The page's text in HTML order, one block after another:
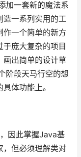
加一套新的魔法系
造一系列实用的工
作一个简单的新方
庞大复杂的项目
画出简单的设计草
阶段天马行空的想
体功能上。
因此掌握Java基
，但必须理解类对